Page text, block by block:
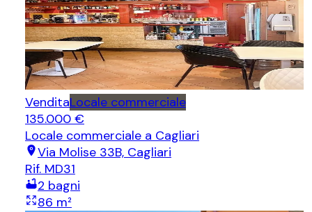
VenditaLocale commerciale
135.000 €
Locale commerciale a Cagliari
Via Molise 33B, Cagliari
Rif. MD31
2 bagni
86 m²